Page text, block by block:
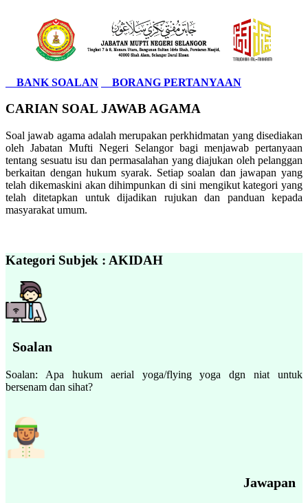
BANK SOALAN BORANG PERTANYAAN
CARIAN SOAL JAWAB AGAMA
Soal jawab agama adalah merupakan perkhidmatan yang disediakan
oleh Jabatan Mufti Negeri Selangor bagi menjawab pertanyaan
tentang sesuatu isu dan permasalahan yang diajukan oleh pelanggan
berkaitan dengan hukum syarak. Setiap soalan dan jawapan yang
telah dikemaskini akan dihimpunkan di sini mengikut kategori yang
telah ditetapkan untuk dijadikan rujukan dan panduan kepada
masyarakat umum.
Kategori Subjek : AKIDAH
Soalan
Soalan: Apa hukum aerial yoga/flying yoga dgn niat untuk
bersenam dan sihat?
Jawapan